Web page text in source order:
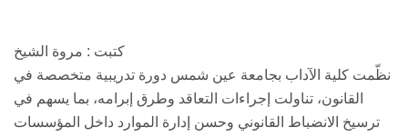
كتبت : مروة الشيخ
نظّمت كلية الآداب بجامعة عين شمس دورة تدريبية متخصصة في
القانون، تناولت إجراءات التعاقد وطرق إبرامه، بما يسهم في
ترسيخ الانضباط القانوني وحسن إدارة الموارد داخل المؤسسات